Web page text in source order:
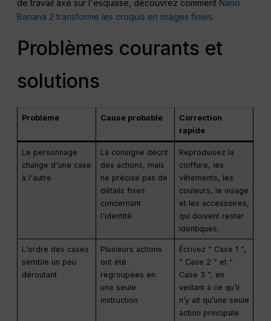
de travail axé sur l'esquisse, découvrez comment Nano
Banana 2 transforme les croquis en images finies.
Problèmes courants et
solutions
Problème Cause probable
Correction
rapide
Le personnage
change d'une case
à l'autre
La consigne décrit
des actions, mais
ne précise pas de
détails fixes
concernant
l'identité.
Reproduisez la
coiffure, les
vêtements, les
couleurs, le visage
et les accessoires,
qui doivent rester
identiques.
L'ordre des cases
semble un peu
déroutant
Plusieurs actions
ont été
regroupées en
une seule
instruction
Écrivez “ Case 1 ”,
“ Case 2 ” et “
Case 3 ”, en
veillant à ce qu’il
n’y ait qu’une seule
action principale